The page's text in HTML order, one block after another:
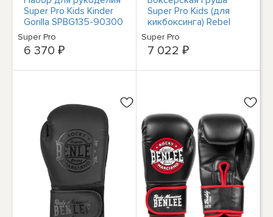
Super Pro Kids Kinder
Gorilla SPBG135-90300
Super Pro
6 370 ₽
Super Pro Kids (для
кикбоксинга) Rebel
SPBG118-90451
Super Pro
7 022 ₽